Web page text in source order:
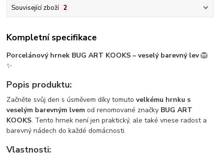
Související zboží 2
Kompletní specifikace
Porcelánový hrnek BUG ART KOOKS – veselý barevný lev🦁
✨
Popis produktu:
Začněte svůj den s úsměvem díky tomutovelkému hrnku s
veselým barevným lvem od renomované značky BUG ART
KOOKS. Tento hrnek není jen praktický, ale také vnese radost a
barevný nádech do každé domácnosti.
Vlastnosti: